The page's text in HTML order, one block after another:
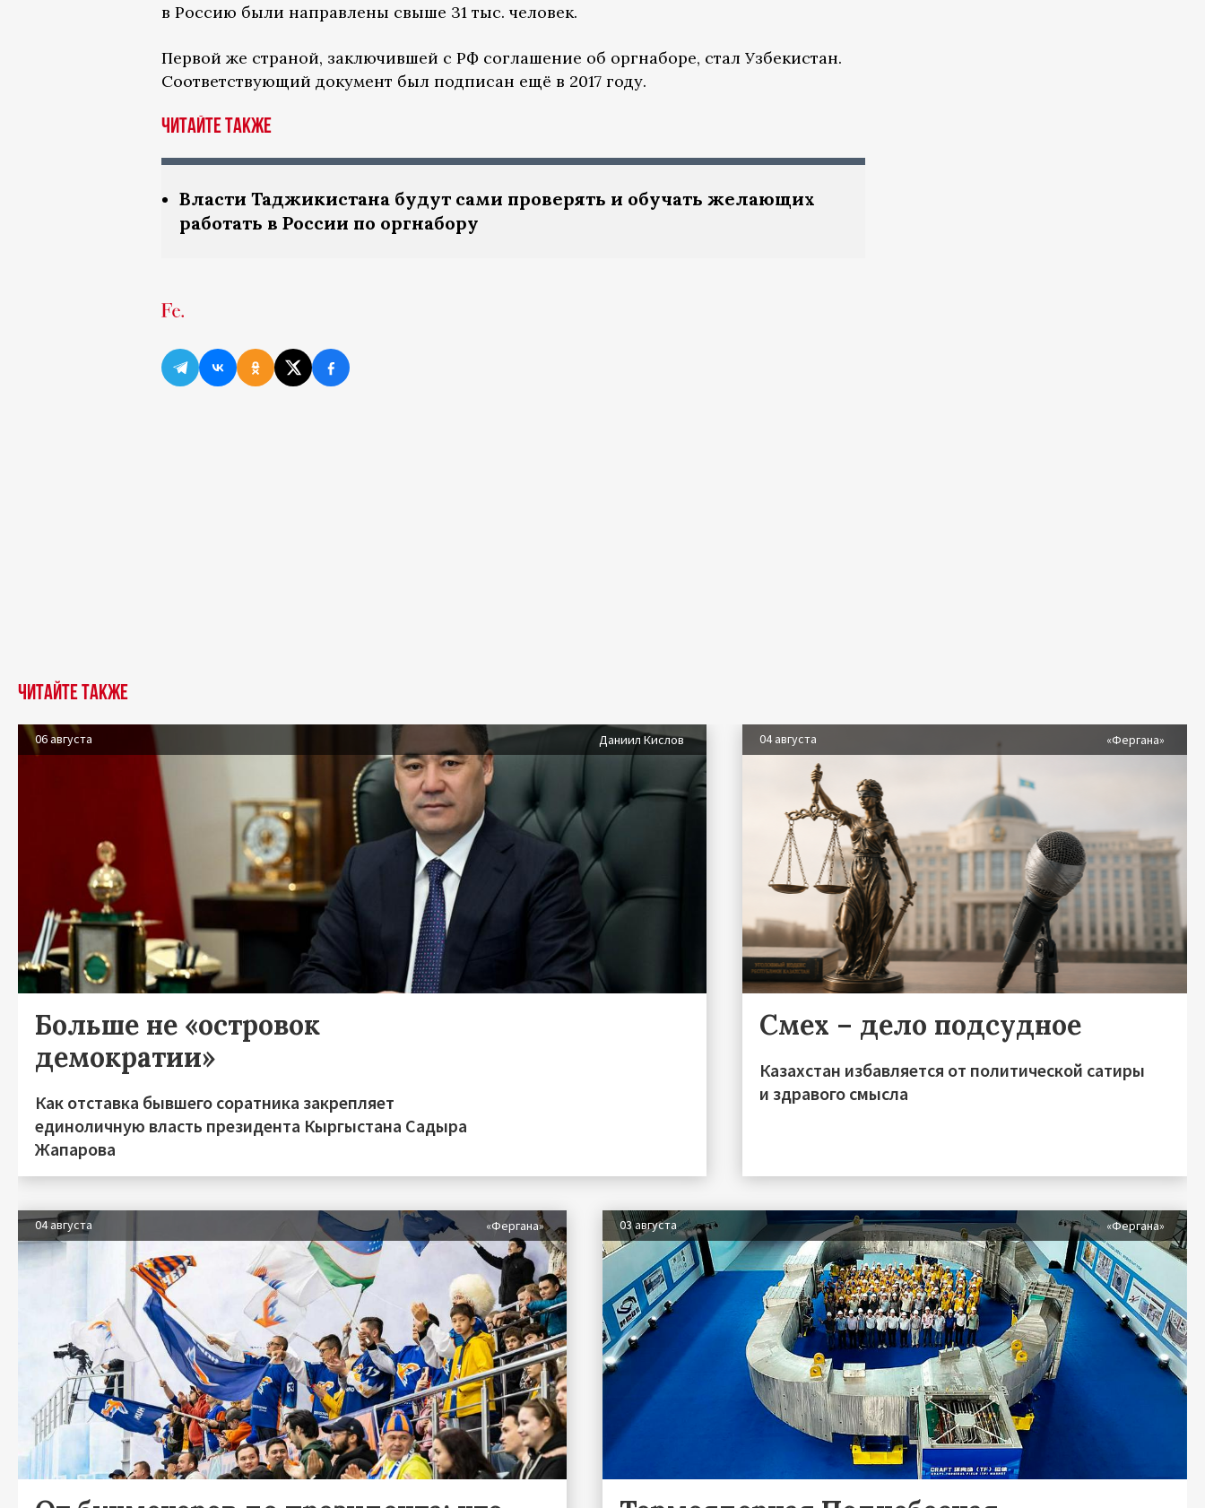
в Россию были направлены свыше 31 тыс. человек.
Первой же страной, заключившей с РФ соглашение об оргнаборе, стал Узбекистан.
Соответствующий документ был подписан ещё в 2017 году.
Читайте также
Власти Таджикистана будут сами проверять и обучать желающих
работать в России по оргнабору
Читайте также
06 августа Даниил Кислов
Больше не «островок
демократии»
Как отставка бывшего соратника закрепляет
единоличную власть президента Кыргыстана Садыра
Жапарова
04 августа «Фергана»
Смех – дело подсудное
Казахстан избавляется от политической сатиры
и здравого смысла
04 августа «Фергана» 03 августа «Фергана»